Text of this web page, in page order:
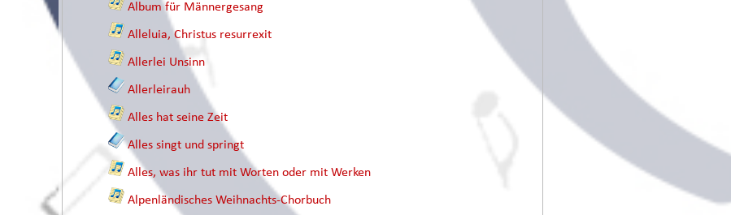
Album für Männergesang
Alleluia, Christus resurrexit
Allerlei Unsinn
Allerleirauh
Alles hat seine Zeit
Alles singt und springt
Alles, was ihr tut mit Worten oder mit Werken
Alpenländisches Weihnachts-Chorbuch